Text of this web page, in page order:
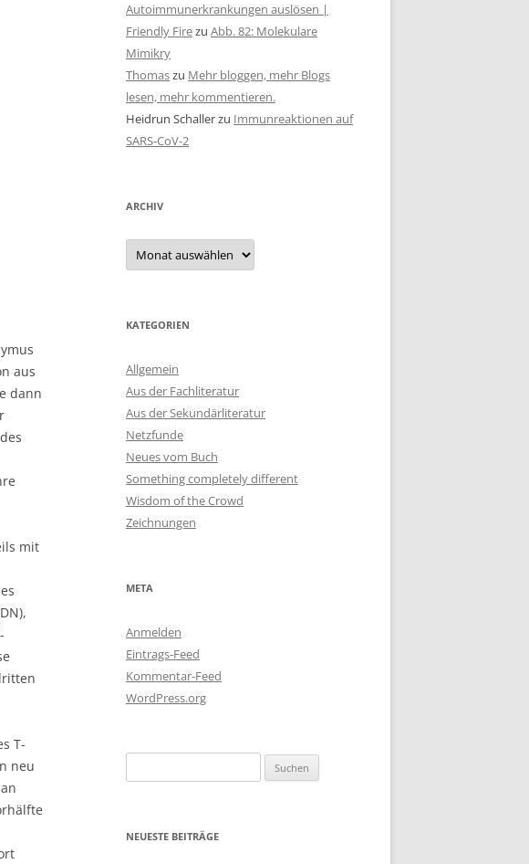
aus
dann
mit
T-
neu
Autoimmunerkrankungen auslösen |
Friendly Firezu Abb. 82: Molekulare
Mimikry
Thomaszu Mehr bloggen, mehr Blogs
lesen, mehr kommentieren.
Heidrun Schallerzu Immunreaktionen auf
SARS-CoV-2
ARCHIV
Archiv
KATEGORIEN
Allgemein
Aus der Fachliteratur
Aus der Sekundärliteratur
Netzfunde
Neues vom Buch
Something completely different
Wisdom of the Crowd
Zeichnungen
META
Anmelden
Eintrags-Feed
Kommentar-Feed
WordPress.org
nach:
NEUESTE BEITRÄGE